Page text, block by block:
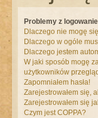
Problemy z
Dlaczego nie mogę
Dlaczego w ogóle
Dlaczego jestem
W jaki sposób mogę
użytkowników
Zapomniałem hasła!
Zarejestrowałem się,
Zarejestrowałem się
Czym jest COPPA?